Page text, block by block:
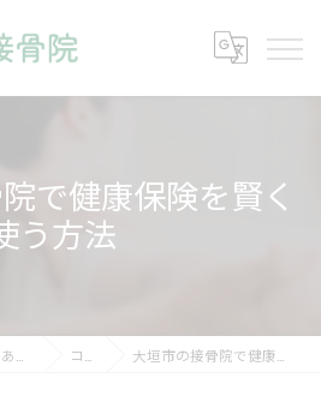
で健康保険を賢く
う方法
コラム 大垣市の接骨院で健康保険を賢く使う方法